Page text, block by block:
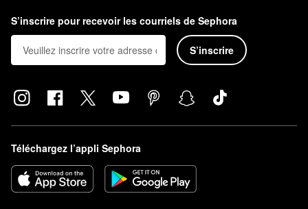
S’inscrire pour recevoir les courriels de Sephora
S’inscrire
Téléchargez l’appli Sephora